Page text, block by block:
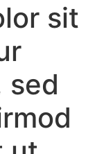
sit
sed